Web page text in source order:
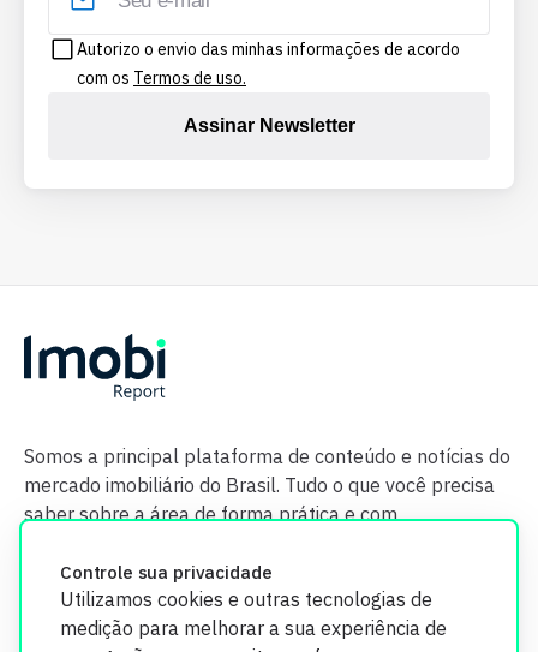
Controle sua privacidade
Utilizamos cookies e outras tecnologias de
medição para melhorar a sua experiência de
Autorizo o envio das minhas informações de acordo
com os Termos de uso.
Assinar Newsletter
Somos a principal plataforma de conteúdo e notícias do
mercado imobiliário do Brasil. Tudo o que você precisa
saber sobre a área de forma prática e com